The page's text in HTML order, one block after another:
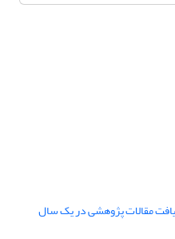
مقالات پژوهشی در یک سال